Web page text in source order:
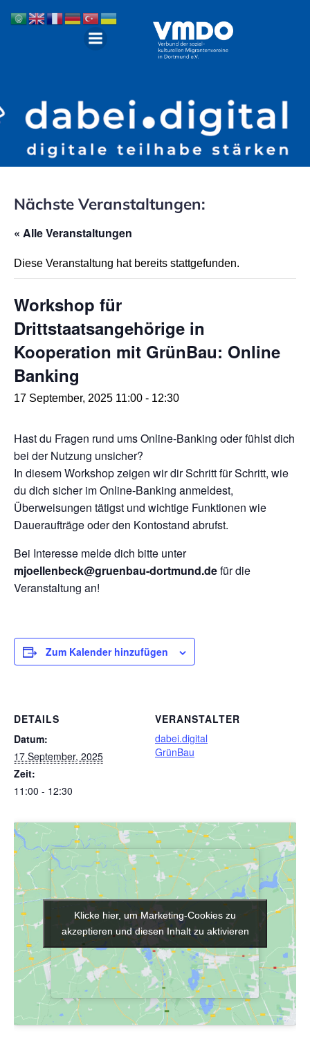
Nächste Veranstaltungen:
« Alle Veranstaltungen
Diese Veranstaltung hat bereits stattgefunden.
Workshop für
Drittstaatsangehörige in
Kooperation mit GrünBau: Online
Banking
17 September, 2025 11:00 - 12:30
Hast du Fragen rund ums Online-Banking oder fühlst dich
bei der Nutzung unsicher?
In diesem Workshop zeigen wir dir Schritt für Schritt, wie
du dich sicher im Online-Banking anmeldest,
Überweisungen tätigst und wichtige Funktionen wie
Daueraufträge oder den Kontostand abrufst.
Bei Interesse melde dich bitte unter
mjoellenbeck@gruenbau-dortmund.defür die
Veranstaltung an!
Zum Kalender hinzufügen
DETAILS
Datum:
17 September, 2025
Zeit:
11:00 - 12:30
VERANSTALTER
dabei.digital
GrünBau
Klicke hier, um Marketing-Cookies zu
akzeptieren und diesen Inhalt zu aktivieren
Klicke hier, um Marketing-Cookies zu
akzeptieren und diesen Inhalt zu aktivieren